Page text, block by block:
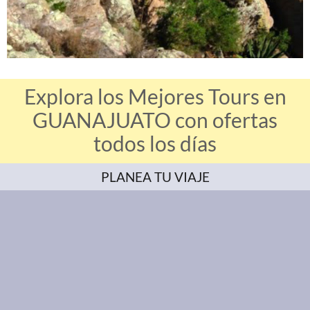
Explora los Mejores Tours en
GUANAJUATO con ofertas
todos los días
PLANEA TU VIAJE